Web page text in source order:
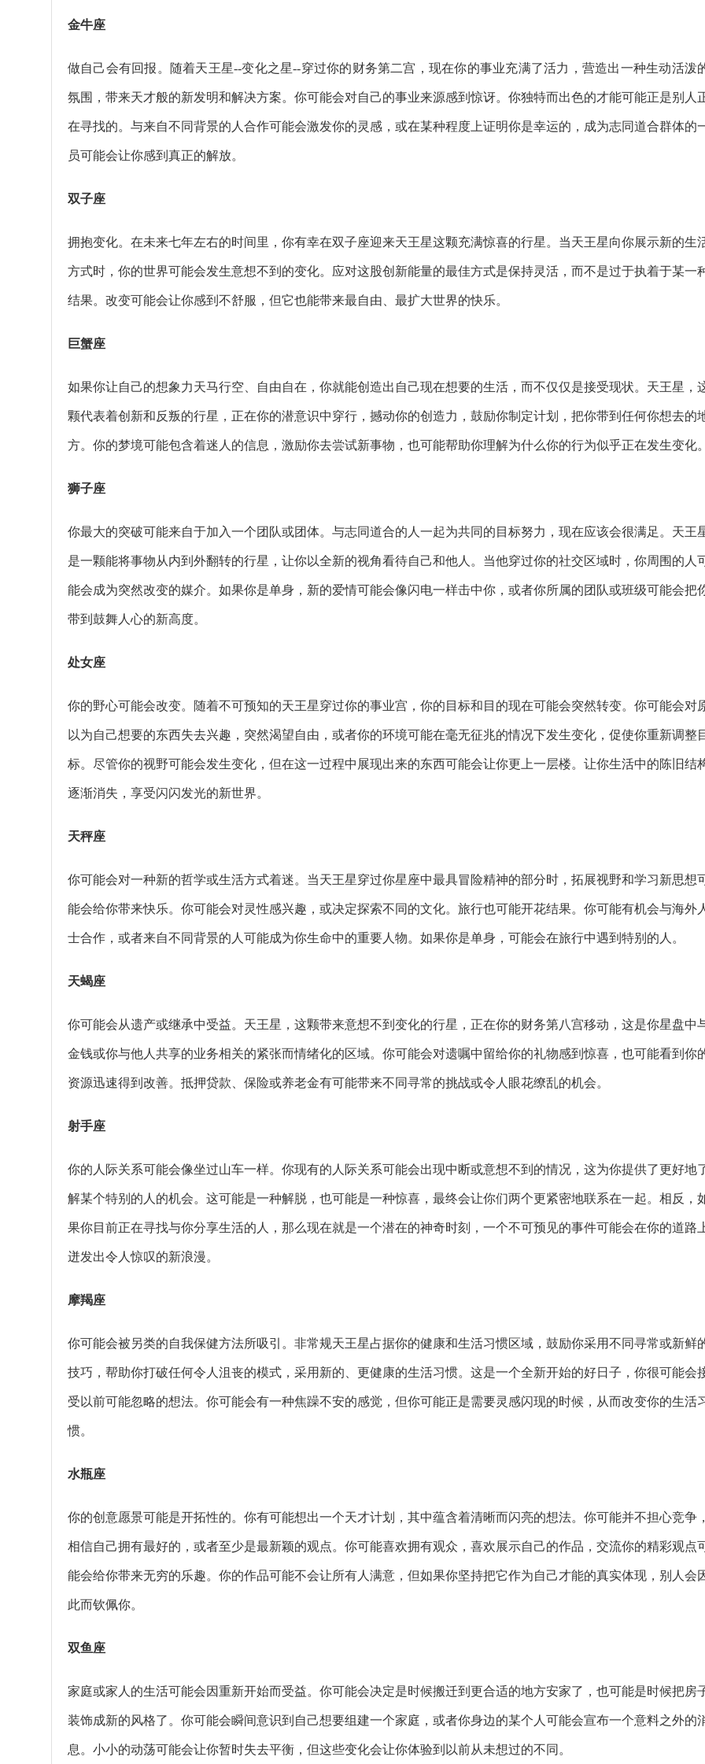
金牛座
做自己会有回报。随着天王星--变化之星--穿过你的财务第二宫，现在你的事业充满了活力，营造出一种生动活泼
氛围，带来天才般的新发明和解决方案。你可能会对自己的事业来源感到惊讶。你独特而出色的才能可能正是别人
在寻找的。与来自不同背景的人合作可能会激发你的灵感，或在某种程度上证明你是幸运的，成为志同道合群体的
员可能会让你感到真正的解放。
双子座
拥抱变化。在未来七年左右的时间里，你有幸在双子座迎来天王星这颗充满惊喜的行星。当天王星向你展示新的生
方式时，你的世界可能会发生意想不到的变化。应对这股创新能量的最佳方式是保持灵活，而不是过于执着于某一
结果。改变可能会让你感到不舒服，但它也能带来最自由、最扩大世界的快乐。
巨蟹座
如果你让自己的想象力天马行空、自由自在，你就能创造出自己现在想要的生活，而不仅仅是接受现状。天王星，
颗代表着创新和反叛的行星，正在你的潜意识中穿行，撼动你的创造力，鼓励你制定计划，把你带到任何你想去的
方。你的梦境可能包含着迷人的信息，激励你去尝试新事物，也可能帮助你理解为什么你的行为似乎正在发生变化。
狮子座
你最大的突破可能来自于加入一个团队或团体。与志同道合的人一起为共同的目标努力，现在应该会很满足。天王
是一颗能将事物从内到外翻转的行星，让你以全新的视角看待自己和他人。当他穿过你的社交区域时，你周围的人
能会成为突然改变的媒介。如果你是单身，新的爱情可能会像闪电一样击中你，或者你所属的团队或班级可能会把
带到鼓舞人心的新高度。
处女座
你的野心可能会改变。随着不可预知的天王星穿过你的事业宫，你的目标和目的现在可能会突然转变。你可能会对
以为自己想要的东西失去兴趣，突然渴望自由，或者你的环境可能在毫无征兆的情况下发生变化，促使你重新调整
标。尽管你的视野可能会发生变化，但在这一过程中展现出来的东西可能会让你更上一层楼。让你生活中的陈旧结
逐渐消失，享受闪闪发光的新世界。
天秤座
你可能会对一种新的哲学或生活方式着迷。当天王星穿过你星座中最具冒险精神的部分时，拓展视野和学习新思想
能会给你带来快乐。你可能会对灵性感兴趣，或决定探索不同的文化。旅行也可能开花结果。你可能有机会与海外
士合作，或者来自不同背景的人可能成为你生命中的重要人物。如果你是单身，可能会在旅行中遇到特别的人。
天蝎座
你可能会从遗产或继承中受益。天王星，这颗带来意想不到变化的行星，正在你的财务第八宫移动，这是你星盘中
金钱或你与他人共享的业务相关的紧张而情绪化的区域。你可能会对遗嘱中留给你的礼物感到惊喜，也可能看到你
资源迅速得到改善。抵押贷款、保险或养老金有可能带来不同寻常的挑战或令人眼花缭乱的机会。
射手座
你的人际关系可能会像坐过山车一样。你现有的人际关系可能会出现中断或意想不到的情况，这为你提供了更好地
解某个特别的人的机会。这可能是一种解脱，也可能是一种惊喜，最终会让你们两个更紧密地联系在一起。相反，
果你目前正在寻找与你分享生活的人，那么现在就是一个潜在的神奇时刻，一个不可预见的事件可能会在你的道路
迸发出令人惊叹的新浪漫。
摩羯座
你可能会被另类的自我保健方法所吸引。非常规天王星占据你的健康和生活习惯区域，鼓励你采用不同寻常或新鲜
技巧，帮助你打破任何令人沮丧的模式，采用新的、更健康的生活习惯。这是一个全新开始的好日子，你很可能会
受以前可能忽略的想法。你可能会有一种焦躁不安的感觉，但你可能正是需要灵感闪现的时候，从而改变你的生活
惯。
水瓶座
你的创意愿景可能是开拓性的。你有可能想出一个天才计划，其中蕴含着清晰而闪亮的想法。你可能并不担心竞争，
相信自己拥有最好的，或者至少是最新颖的观点。你可能喜欢拥有观众，喜欢展示自己的作品，交流你的精彩观点
能会给你带来无穷的乐趣。你的作品可能不会让所有人满意，但如果你坚持把它作为自己才能的真实体现，别人会
此而钦佩你。
双鱼座
家庭或家人的生活可能会因重新开始而受益。你可能会决定是时候搬迁到更合适的地方安家了，也可能是时候把房
装饰成新的风格了。你可能会瞬间意识到自己想要组建一个家庭，或者你身边的某个人可能会宣布一个意料之外的
息。小小的动荡可能会让你暂时失去平衡，但这些变化会让你体验到以前从未想过的不同。